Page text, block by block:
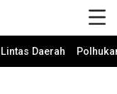
Lintas Daerah